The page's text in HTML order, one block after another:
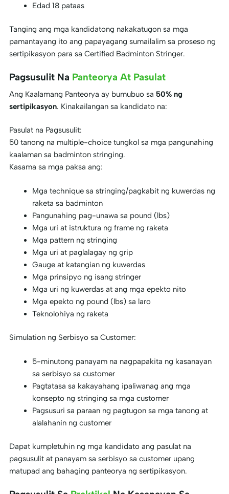
Edad 18 pataas
Tanging ang mga kandidatong nakakatugon sa mga
pamantayang ito ang papayagang sumailalim sa proseso ng
sertipikasyon para sa Certified Badminton Stringer.
Pagsusulit Na Panteorya At Pasulat
Ang Kaalamang Panteorya ay bumubuo sa 50% ng
sertipikasyon. Kinakailangan sa kandidato na:
Pasulat na Pagsusulit:
50 tanong na multiple-choice tungkol sa mga pangunahing
kaalaman sa badminton stringing.
Kasama sa mga paksa ang:
Mga technique sa stringing/pagkabit ng kuwerdas ng
raketa sa badminton
Pangunahing pag-unawa sa pound (lbs)
Mga uri at istruktura ng frame ng raketa
Mga pattern ng stringing
Mga uri at paglalagay ng grip
Gauge at katangian ng kuwerdas
Mga prinsipyo ng isang stringer
Mga uri ng kuwerdas at ang mga epekto nito
Mga epekto ng pound (lbs) sa laro
Teknolohiya ng raketa
Simulation ng Serbisyo sa Customer:
5-minutong panayam na nagpapakita ng kasanayan
sa serbisyo sa customer
Pagtatasa sa kakayahang ipaliwanag ang mga
konsepto ng stringing sa mga customer
Pagsusuri sa paraan ng pagtugon sa mga tanong at
alalahanin ng customer
Dapat kumpletuhin ng mga kandidato ang pasulat na
pagsusulit at panayam sa serbisyo sa customer upang
matupad ang bahaging panteorya ng sertipikasyon.